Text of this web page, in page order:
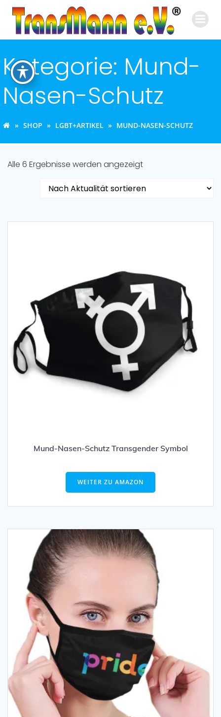
Inhalt
springen
Kategorie: Mund-
Nasen-Schutz
SHOP LGBT+ARTIKEL MUND-NASEN-SCHUTZ
Alle 6 Ergebnisse werden angezeigtNach
sortiert
Mund-Nasen-Schutz Transgender Symbol
WEITER ZU AMAZON